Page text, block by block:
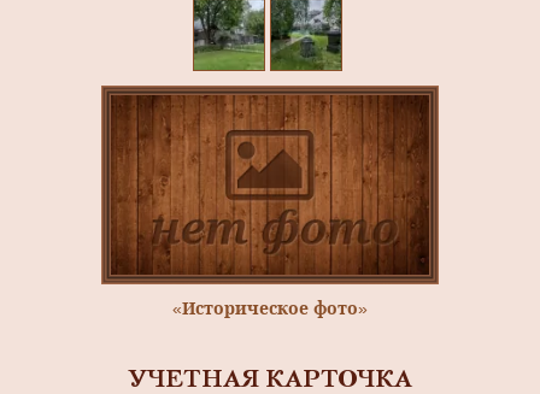
«Историческое фото»
УЧЕТНАЯ КАРТОЧКА